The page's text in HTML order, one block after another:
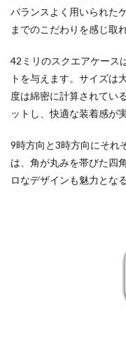
バランスよく用いられた
までのこだわりを感じ取
42ミリのスクエアケース
トを与えます。サイズは
度は綿密に計算されてい
ットし、快適な装着感が
9時方向と3時方向にそれ
は、角が丸みを帯びた四
ロなデザインも魅力とな